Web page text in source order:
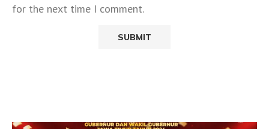
for the next time I comment.